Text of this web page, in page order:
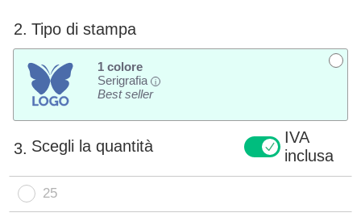
2. Tipo di stampa
1 colore
Serigrafia
i
Best seller
3. Scegli la quantità
IVA
inclusa
25